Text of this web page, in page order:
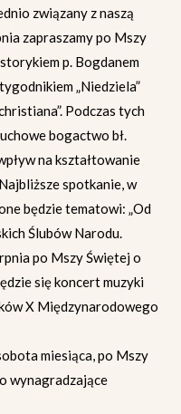
związany z naszą
zapraszamy po Mszy
p. Bogdanem
„Niedziela”
Podczas tych
bogactwo bł.
na kształtowanie
spotkanie, w
będzie tematowi: „Od
Ślubów Narodu.
po Mszy Świętej o
się koncert muzyki
X Międzynarodowego
miesiąca, po Mszy
wynagradzające